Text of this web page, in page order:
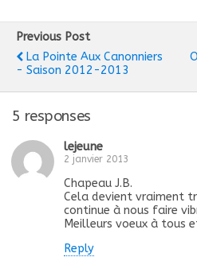
Previous Post
La Pointe Aux Canonniers
- Saison 2012-2013
5 responses
lejeune
2 janvier 2013
Chapeau J.B.
Cela devient vraiment
continue à nous faire
Meilleurs voeux à tous
Reply